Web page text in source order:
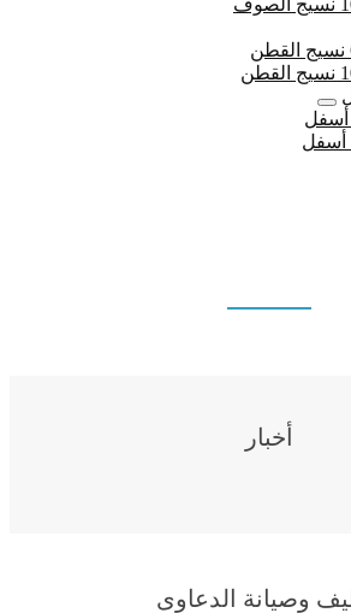
أسفل
أسفل
أخبار
وصيانة الدعاوى